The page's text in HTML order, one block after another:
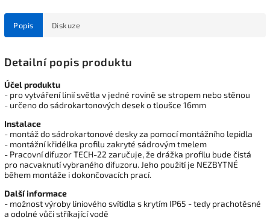
Popis Diskuze
Detailní popis produktu
Účel produktu
- pro vytváření linií světla v jedné rovině se stropem nebo stěnou
- určeno do sádrokartonových desek o tloušce 16mm
Instalace
- montáž do sádrokartonové desky za pomocí montážního lepidla
- montážní křidélka profilu zakryté sádrovým tmelem
- Pracovní difuzor TECH-22 zaručuje, že drážka profilu bude čistá
pro nacvaknutí vybraného difuzoru. Jeho použití je NEZBYTNÉ
během montáže i dokončovacích prací.
Další informace
- možnost výroby liniového svítidla s krytím IP65 - tedy prachotěsné
a odolné vůči stříkající vodě